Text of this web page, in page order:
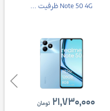
Note 50 4G ظرفیت ...
۲۱,۷۳۰,۰۰۰ تومان